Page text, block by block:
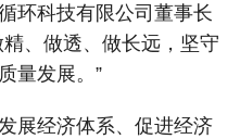
环科技有限公司董事长
、做透、做长远，坚守
量发展。”
经济体系、促进经济